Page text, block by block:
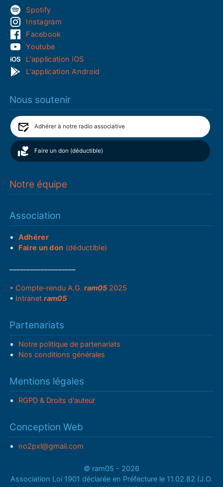
Spotify
Instagram
Facebook
Youtube
L'application iOS
L'application Android
Nous soutenir
Adhérer à notre radio associative
Faire un don (déductible)
Notre équipe
Association
Adhérer
Faire un don (déductible)
• Compte-rendu A.G.ram05 2025
• Intranetram05
Partenariats
Notre politique de partenariats
Nos conditions générales
Mentions légales
RGPD & Droits d'auteur
Conception Web
no2pxl@gmail.com
© ram05 - 2026
Association Loi 1901 déclarée en Préfecture le 11.02.82 (J.O.